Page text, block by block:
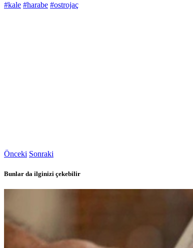
#kale #harabe #ostrojaç
Önceki Sonraki
Bunlar da ilginizi çekebilir